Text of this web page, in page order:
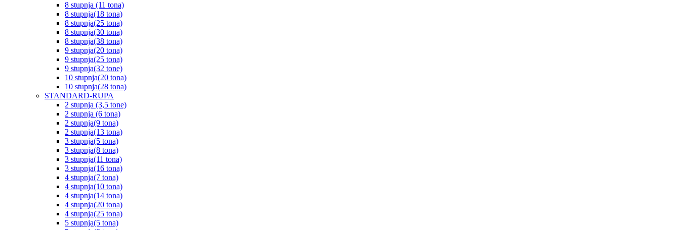
8 stupnja (11 tona)
8 stupnja(18 tona)
8 stupnja(25 tona)
8 stupnja(30 tona)
8 stupnja(38 tona)
9 stupnja(20 tona)
9 stupnja(25 tona)
9 stupnja(32 tone)
10 stupnja(20 tona)
10 stupnja(28 tona)
STANDARD-RUPA
2 stupnja (3,5 tone)
2 stupnja (6 tona)
2 stupnja(9 tona)
2 stupnja(13 tona)
3 stupnja(5 tona)
3 stupnja(8 tona)
3 stupnja(11 tona)
3 stupnja(16 tona)
4 stupnja(7 tona)
4 stupnja(10 tona)
4 stupnja(14 tona)
4 stupnja(20 tona)
4 stupnja(25 tona)
5 stupnja(5 tona)